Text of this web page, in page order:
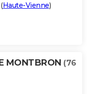
Haute-Vienne)
MONTBRON (76